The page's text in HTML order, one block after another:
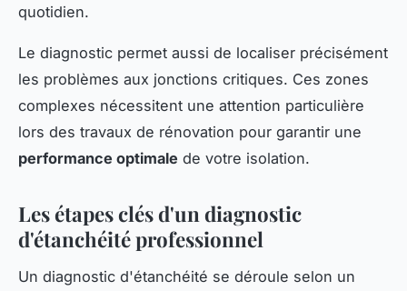
quotidien.
Le diagnostic permet aussi de localiser précisément
les problèmes aux jonctions critiques. Ces zones
complexes nécessitent une attention particulière
lors des travaux de rénovation pour garantir une
performance optimale de votre isolation.
Les étapes clés d'un diagnostic
d'étanchéité professionnel
Un diagnostic d'étanchéité se déroule selon un